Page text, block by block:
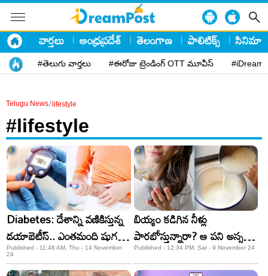
వార్తలు ఆంధ్రప్రదేశ్ తెలంగాణ పాలిటిక్స్ సినిమా
#తెలుగు వార్తలు #ఈరోజు ట్రెండింగ్ OTT మూవీస్
Telugu News/ lifestyle
#lifestyle
Diabetes: దేశాన్ని వణికిస్తున్న
డయాబెటీస్.. ఎంతమంది షుగర్
పేషెంట్లో తెలుసా? ఇలా
చేయకుంటే కష్టమే.. !
Published - 11:48 AM, Thu - 14 November
24
బియ్యం కడిగిన నీళ్లు
పారబోస్తున్నారా? ఆ పని అస్సలు
చేయకండి..ఎందుకో తెలుసా?
Published - 12:34 PM, Sat - 9 November 24